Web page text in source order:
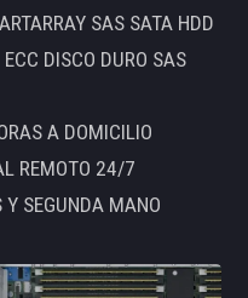
SAS SATA HDD
DISCO DURO SAS
A DOMICILIO
REMOTO 24/7
Y SEGUNDA MANO